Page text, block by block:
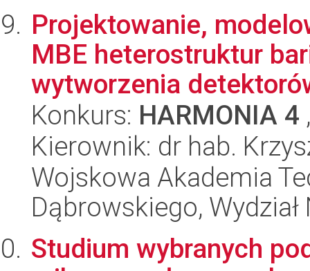
Projektowanie,
MBE heterostruktur
wytworzenia
Konkurs: HARMONIA 4
Kierownik: dr hab.
Wojskowa Akademia
Dąbrowskiego,
Studium wybranych